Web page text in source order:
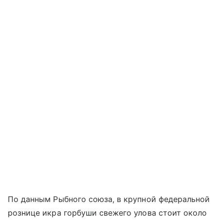
По данным Рыбного союза, в крупной федеральной
рознице икра горбуши свежего улова стоит около